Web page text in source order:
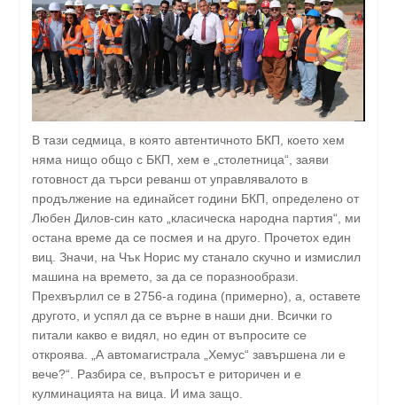
В тази седмица, в която автентичното БКП, което хем
няма нищо общо с БКП, хем е „столетница“, заяви
готовност да търси реванш от управлявалото в
продължение на единайсет години БКП, определено от
Любен Дилов-син като „класическа народна партия“, ми
остана време да се посмея и на друго. Прочетох един
виц. Значи, на Чък Норис му станало скучно и измислил
машина на времето, за да се поразнообрази.
Прехвърлил се в 2756-а година (примерно), а, оставете
другото, и успял да се върне в наши дни. Всички го
питали какво е видял, но един от въпросите се
откроява. „А автомагистрала „Хемус“ завършена ли е
вече?“. Разбира се, въпросът е риторичен и е
кулминацията на вица. И има защо.